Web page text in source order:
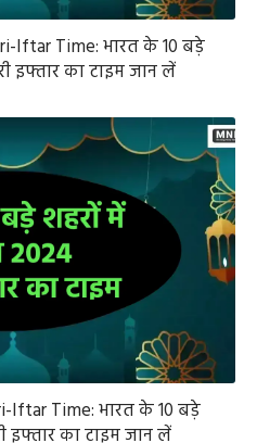
Iftar Time: भारत के 10 बड़े
इफ्तार का टाइम जान लें
Iftar Time: भारत के 10 बड़े
इफ्तार का टाइम जान लें